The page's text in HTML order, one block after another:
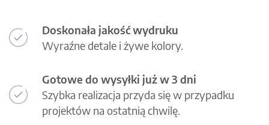
Doskonała jakość wydruku
Wyraźne detale i żywe kolory.
Gotowe do wysyłki już w 3 dni
Szybka realizacja przyda się w przypadku
projektów na ostatnią chwilę.